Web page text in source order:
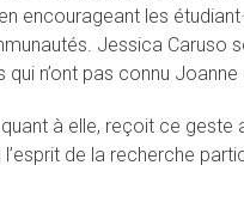
encourageant les
Jessica Caruso
qui n’ont pas connu
à elle, reçoit ce geste
de la recherche